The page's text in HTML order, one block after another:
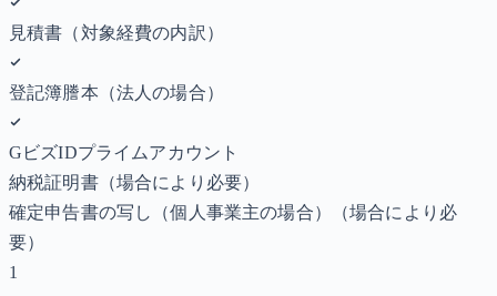
見積書（対象経費の内訳）
登記簿謄本（法人の場合）
GビズIDプライムアカウント
納税証明書（場合により必要）
確定申告書の写し（個人事業主の場合）
（場合により必
要）
1